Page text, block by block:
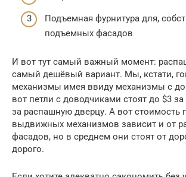
Подъемная фурнитура для,
подъемных фасадов
И вот тут самый важный момент:
самый дешёвый вариант. Мы, кстати,
механизмы имея ввиду механизмы с
вот петли с доводчиками стоят до $3 за
за распашную дверцу. А вот стоимость
выдвижных механизмов зависит и от
фасадов, но в среднем они стоят от
дорого.